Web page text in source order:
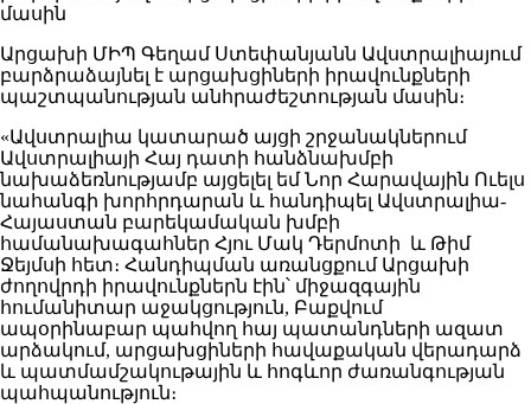
Արցախի ՄԻՊ Գեղամ Ստեփանյանն Ավստրալիայում
բարձրաձայնել է արցախցիների իրավունքների
պաշտպանության անհրաժեշտության մասին։
«Ավստրալիա կատարած այցի շրջանակներում
Ավստրալիայի Հայ դատի հանձնախմբի
նախաձեռնությամբ այցելել եմ Նոր Հարավային Ուելս
նահանգի խորհրդարան և հանդիպել Ավստրալիա-
Հայաստան բարեկամական խմբի
համանախագահներ Հյու Մակ Դերմոտի և Թիմ
Ջեյմսի հետ։ Հանդիպման առանցքում Արցախի
ժողովրդի իրավունքներն էին՝ միջազգային
հումանիտար աջակցություն, Բաքվում
ապօրինաբար պահվող հայ պատանդների ազատ
արձակում, արցախցիների հավաքական վերադարձ
և պատմամշակութային և հոգևոր ժառանգության
պահպանություն։